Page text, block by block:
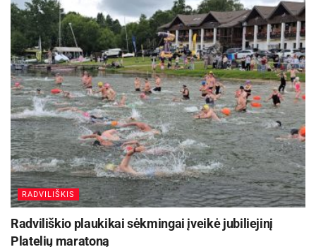
RADVILIŠKIS
Radviliškio plaukikai sėkmingai įveikė jubiliejinį
Platelių maratoną